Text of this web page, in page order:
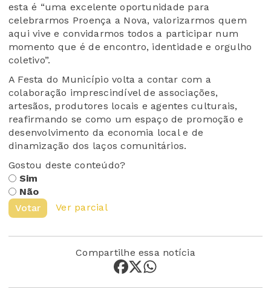
esta é “uma excelente oportunidade para
celebrarmos Proença a Nova, valorizarmos quem
aqui vive e convidarmos todos a participar num
momento que é de encontro, identidade e orgulho
coletivo”.
A Festa do Município volta a contar com a
colaboração imprescindível de associações,
artesãos, produtores locais e agentes culturais,
reafirmando se como um espaço de promoção e
desenvolvimento da economia local e de
dinamização dos laços comunitários.
Gostou deste conteúdo?
Sim
Não
Votar
Ver parcial
Compartilhe essa notícia